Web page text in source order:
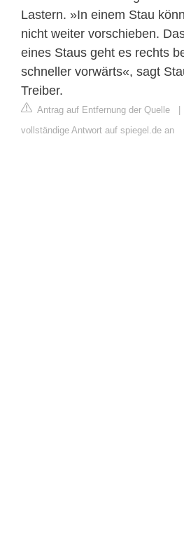
Lastern. »In einem Stau
nicht weiter vorschieben.
eines Staus geht es rechts
schneller vorwärts«, sagt
Treiber.
Antrag auf Entfernung der Quelle |
vollständige Antwort auf spiegel.de an